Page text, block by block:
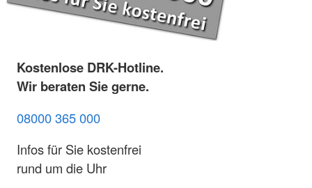
Kostenlose DRK-Hotline.
Wir beraten Sie gerne.
08000 365 000
Infos für Sie kostenfrei
rund um die Uhr